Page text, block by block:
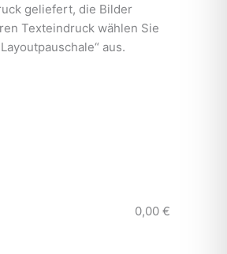
geliefert, die Bilder
Texteindruck wählen Sie
aus.
0,00 €